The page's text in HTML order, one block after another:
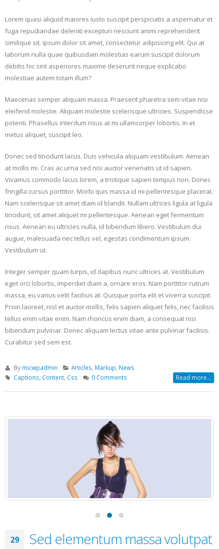
Lorem quasi aliquid maiores iusto suscipit perspiciatis a aspernatur et
fuga repudiandae deleniti excepturi nesciunt animi reprehenderit
similique sit. ipsum dolor sit amet, consectetur adipisicing elit. Qui at
laborum nulla quae quibusdam molestias earum suscipit dolorum
debitis hic sint asperiores maxime deserunt neque explicabo
molestiae autem totam illum?
Maecenas semper aliquam massa. Praesent pharetra sem vitae nisi
eleifend molestie. Aliquam molestie scelerisque ultricies. Suspendisse
potenti. Phasellus interdum risus at mi ullamcorper lobortis. In et
metus aliquet, suscipit leo.
Donec sed tincidunt lacus. Duis vehicula aliquam vestibulum. Aenean
at mollis mi. Cras ac urna sed nisi auctor venenatis ut id sapien.
Vivamus commodo lacus lorem, a tristique sapien tempus non. Donec
fringilla cursus porttitor. Morbi quis massa id mi pellentesque placerat.
Nam scelerisque sit amet diam id blandit. Nullam ultrices ligula at ligula
tincidunt, sit amet aliquet mi pellentesque. Aenean eget fermentum
risus. Aenean eu ultricies nulla, id bibendum libero. Vestibulum dui
augue, malesuada nec tellus vel, egestas condimentum ipsum.
Vestibulum ut.
Integer semper quam turpis, id dapibus nunc ultrices at. Vestibulum
eget orci lobortis, imperdiet diam a, ornare eros. Nam porttitor rutrum
massa, eu varius velit facilisis at. Quisque porta elit et viverra suscipit.
Proin laoreet, nisl et auctor mollis, felis sapien aliquet felis, nec facilisis
tellus enim vitae enim. Nam rhoncus enim diam, a consequat nisi
bibendum pulvinar. Donec aliquam lectus vitae ante pulvinar facilisis.
Curabitur sed sem est.
By micwpadmin Articles Markup News
Captions Content, Css 0 Comments Read more...
29 Sed elementum massa volutpat